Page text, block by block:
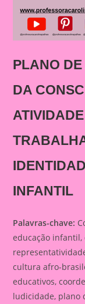
PLANO
DA
INFANTIL
Palavras-chave:
educação
cultura afro-
educativos,
ludicidade, plano